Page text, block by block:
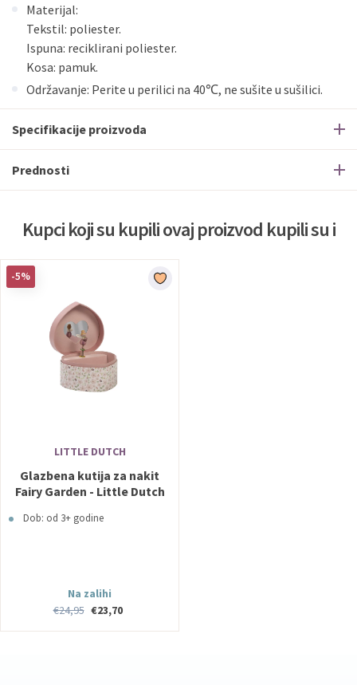
Materijal:
Tekstil: poliester.
Ispuna: reciklirani poliester.
Kosa: pamuk.
Održavanje: Perite u perilici na 40℃, ne sušite u sušilici.
Specifikacije proizvoda
Prednosti
Kupci koji su kupili ovaj proizvod kupili su i
-5%
LITTLE DUTCH
Glazbena kutija za nakit
Fairy Garden - Little Dutch
Dob: od 3+ godine
Na zalihi
€24,95 €23,70